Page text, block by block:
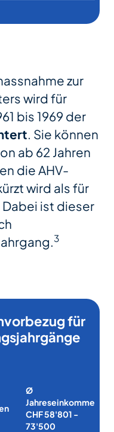
zur
wird für
bis 1969 der
. Sie können
ab 62 Jahren
die AHV-
wird als für
ist dieser
3
für
Ø
Jahreseinkommen
CHF 58'801 -
73'500